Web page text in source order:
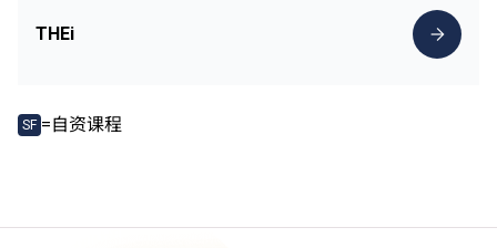
THEi
SF =自资课程